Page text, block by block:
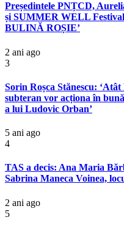
Președintele PNȚCD,
și SUMMER WELL
BULINĂ ROȘIE’
2 ani ago
3
Sorin Roșca Stănescu:
subteran vor acționa în
a lui Ludovic Orban’
5 ani ago
4
TAS a decis: Ana Maria
Sabrina Maneca Voinea,
2 ani ago
5